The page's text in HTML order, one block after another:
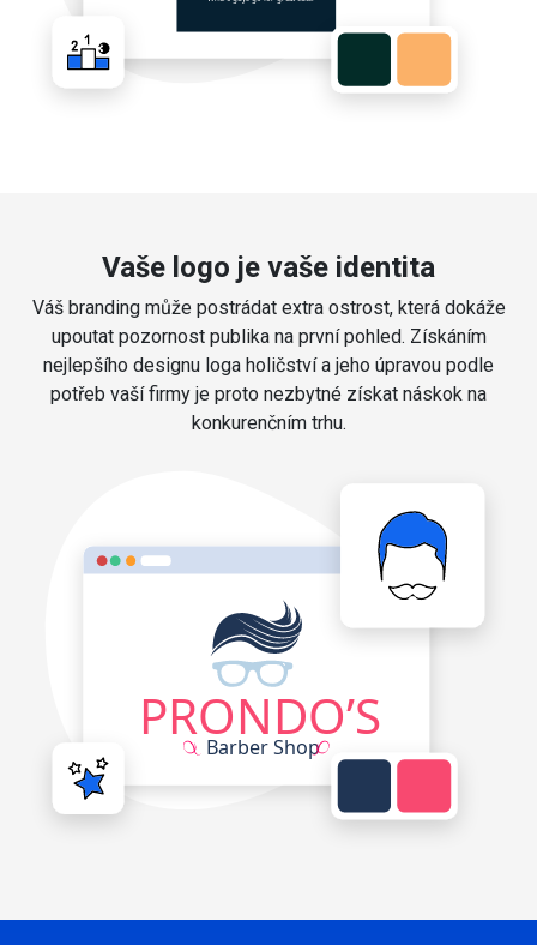
Vaše logo je vaše identita
Váš branding může postrádat extra ostrost, která dokáže
upoutat pozornost publika na první pohled. Získáním
nejlepšího designu loga holičství a jeho úpravou podle
potřeb vaší firmy je proto nezbytné získat náskok na
konkurenčním trhu.